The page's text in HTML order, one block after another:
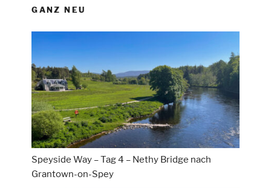
GANZ NEU
Speyside Way – Tag 4 – Nethy Bridge nach
Grantown-on-Spey